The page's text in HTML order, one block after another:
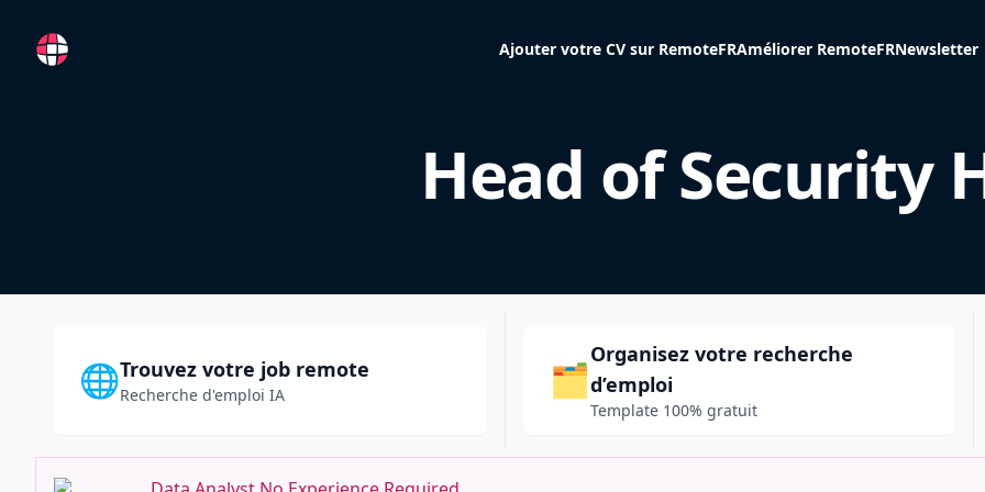
RemoteFR Ajouter votre CV sur RemoteFRAméliorer RemoteFRNewsletter
Head of Security
🌐Trouvez votre job remote
Recherche d'emploi IA 🗂️
Organisez votre recherche
d’emploi
Template 100% gratuit